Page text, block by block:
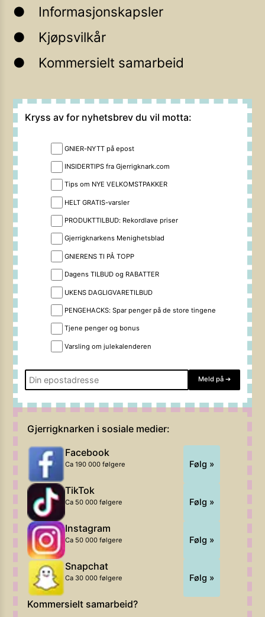
Informasjonskapsler
Kjøpsvilkår
Kommersielt samarbeid
Kryss av for nyhetsbrev du vil motta:
GNIER-NYTT på epost
INSIDERTIPS fra Gjerrigknark.com
Tips om NYE VELKOMSTPAKKER
HELT GRATIS-varsler
PRODUKTTILBUD: Rekordlave priser
Gjerrigknarkens Menighetsblad
GNIERENS TI PÅ TOPP
Dagens TILBUD og RABATTER
UKENS DAGLIGVARETILBUD
PENGEHACKS: Spar penger på de store tingene
Tjene penger og bonus
Varsling om julekalenderen
Meld på ➔
Gjerrigknarken i sosiale medier:
Facebook
Ca 190 000 følgere Følg »
TikTok
Ca 50 000 følgere Følg »
Instagram
Ca 50 000 følgere Følg »
Snapchat
Ca 30 000 følgere Følg »
Kommersielt samarbeid?